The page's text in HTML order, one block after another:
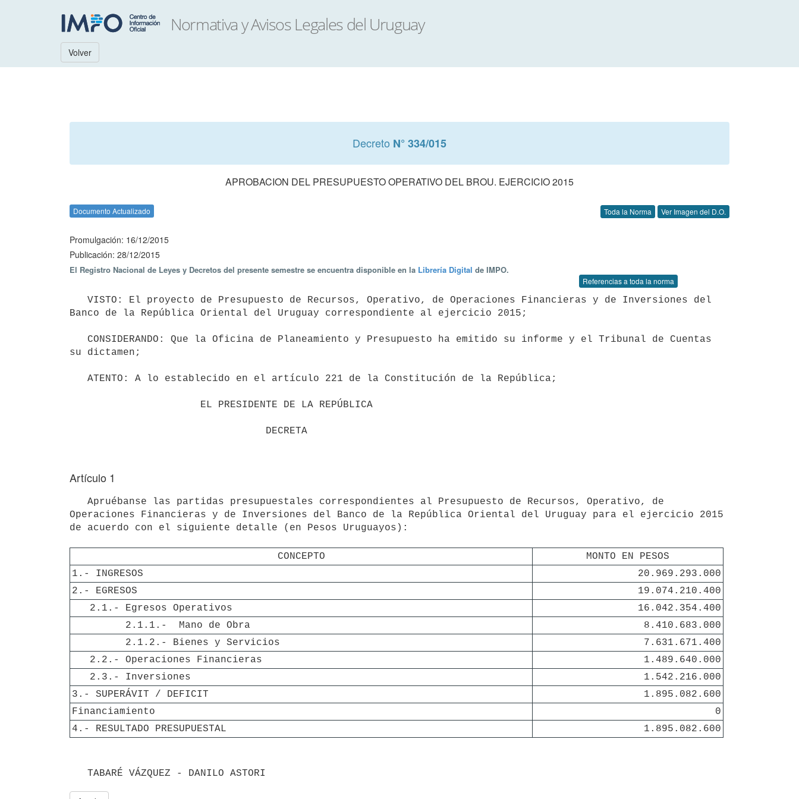
Volver
Decreto N° 334/015
APROBACION DEL PRESUPUESTO OPERATIVO DEL BROU. EJERCICIO 2015
Documento Actualizado Toda la Norma Ver Imagen del D.O.
Promulgación: 16/12/2015
Publicación: 28/12/2015
El Registro Nacional de Leyes y Decretos del presente semestre se encuentra disponible en la Librería Digital de IMPO.
Referencias a toda la norma
Banco de la República Oriental del Uruguay correspondiente al ejercicio 2015;
su dictamen;
Artículo 1
Operaciones Financieras y de Inversiones del Banco de la República Oriental del Uruguay para el ejercicio 2015
de acuerdo con el siguiente detalle (en Pesos Uruguayos):
CONCEPTO
MONTO EN PESOS
1.- INGRESOS
20.969.293.000
2.- EGRESOS
19.074.210.400
   2.1.- Egresos Operativos
16.042.354.400
         2.1.1.-  Mano de Obra
8.410.683.000
         2.1.2.- Bienes y Servicios
7.631.671.400
   2.2.- Operaciones Financieras
1.489.640.000
   2.3.- Inversiones
1.542.216.000
3.- SUPERÁVIT / DEFICIT
1.895.082.600
Financiamiento
0
4.- RESULTADO PRESUPUESTAL
1.895.082.600
   TABARÉ VÁZQUEZ - DANILO ASTORI